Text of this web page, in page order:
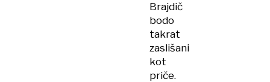
Brajdič
bodo
takrat
zaslišani
kot
priče.